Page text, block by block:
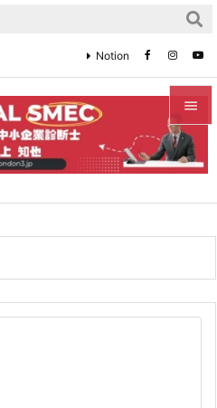


メニュ


次へ
Notion